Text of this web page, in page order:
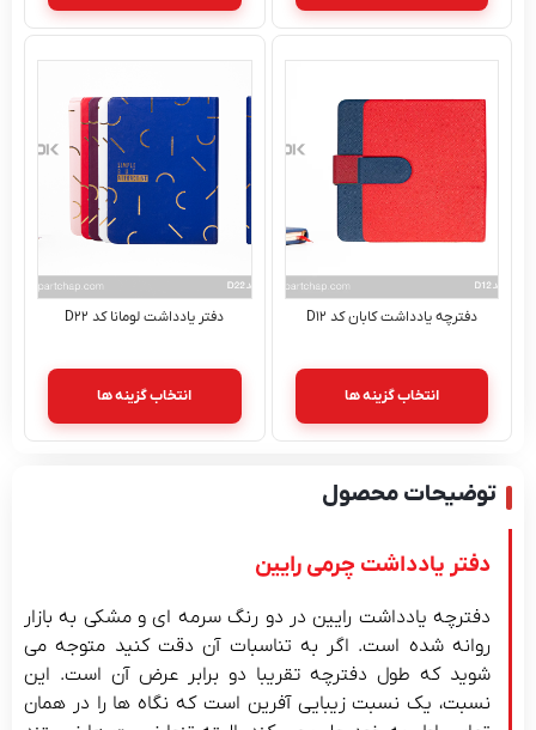
دفترچه یادداشت کابان کد D۱۲
انتخاب گزینه ها
دفتر یادداشت لومانا کد D۲۲
انتخاب گزینه ها
توضیحات محصول
دفتر یادداشت چرمی رایین
دفترچه یادداشت رایین در دو رنگ سرمه ای و مشکی به بازار
روانه شده است. اگر به تناسبات آن دقت کنید متوجه می
شوید که طول دفترچه تقریبا دو برابر عرض آن است. این
نسبت، یک نسبت زیبایی آفرین است که نگاه ها را در همان